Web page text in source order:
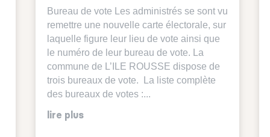
Bureau de vote Les administrés se sont vu
remettre une nouvelle carte électorale, sur
laquelle figure leur lieu de vote ainsi que
le numéro de leur bureau de vote. La
commune de L’ILE ROUSSE dispose de
trois bureaux de vote. La liste complète
des bureaux de votes :...
lire plus